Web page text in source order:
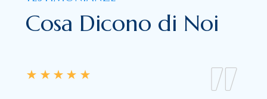
Cosa Dicono di Noi